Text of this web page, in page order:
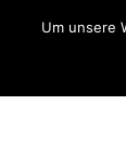
Um unsere